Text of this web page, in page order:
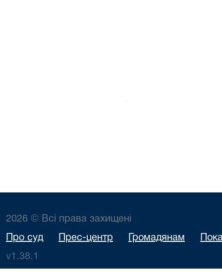
2026 © Всі права захищені
Про суд Прес-центр Громадянам
v1.38.1